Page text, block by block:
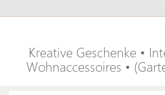
Kreative Geschenke •
Wohnaccessoires •